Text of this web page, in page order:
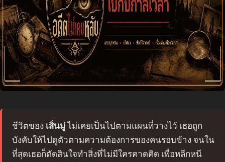
ชีวิตของ เสิ่นมู่ไม่เคยเป็นไปตามแผนที่วางไว้ เธอถูก
บังคับให้ไปดูตัวตามความต้องการของคนรอบข้าง จนใน
ที่สุดเธอก็ตัดสินใจทำสิ่งที่ไม่มีใครคาดคิด เพื่อหลีกหนี